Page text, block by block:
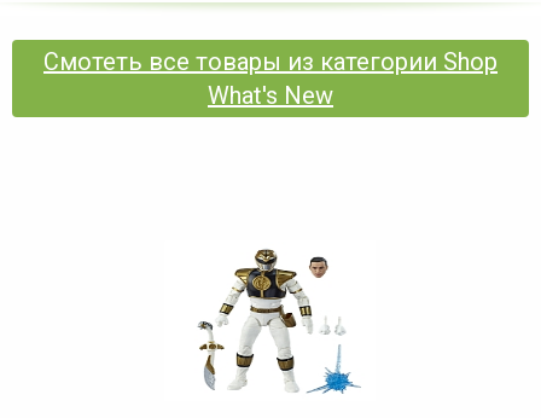
Смотеть все товары из категории Shop
What's New